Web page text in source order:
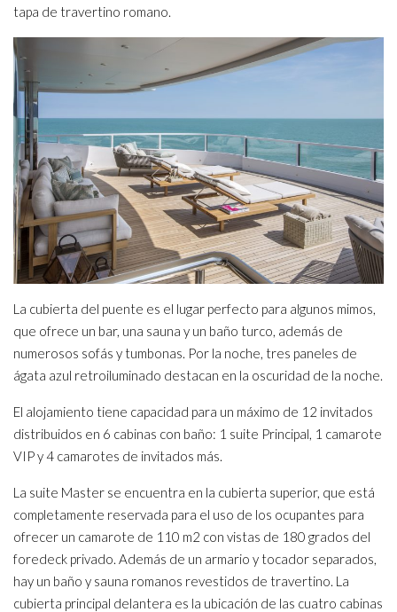
tapa de travertino romano.
La cubierta del puente es el lugar perfecto para algunos mimos,
que ofrece un bar, una sauna y un baño turco, además de
numerosos sofás y tumbonas. Por la noche, tres paneles de
ágata azul retroiluminado destacan en la oscuridad de la noche.
El alojamiento tiene capacidad para un máximo de 12 invitados
distribuidos en 6 cabinas con baño: 1 suite Principal, 1 camarote
VIP y 4 camarotes de invitados más.
La suite Master se encuentra en la cubierta superior, que está
completamente reservada para el uso de los ocupantes para
ofrecer un camarote de 110 m2 con vistas de 180 grados del
foredeck privado. Además de un armario y tocador separados,
hay un baño y sauna romanos revestidos de travertino. La
cubierta principal delantera es la ubicación de las cuatro cabinas